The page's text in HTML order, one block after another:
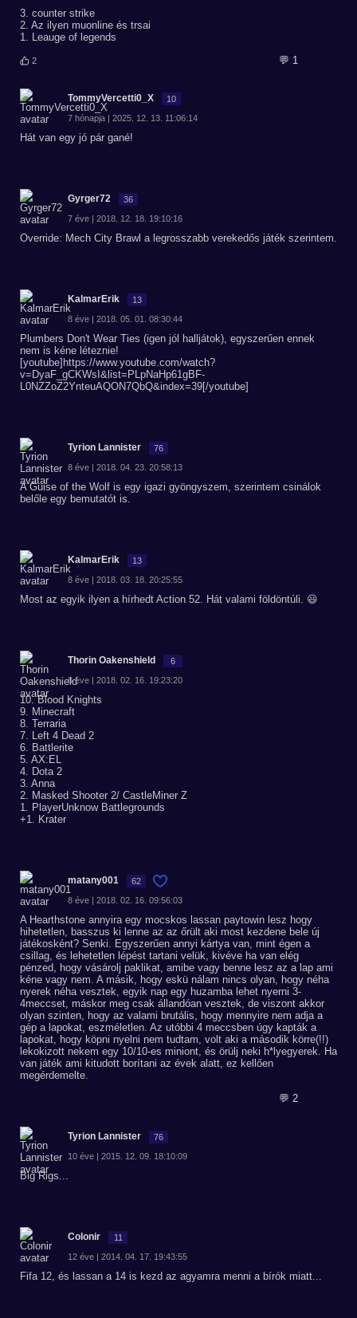
3. counter strike
2. Az ilyen muonline és trsai
1. Leauge of legends
2 💬 1
TommyVercetti0_X 10
7 hónapja | 2025. 12. 13. 11:06:14
Hát van egy jó pár gané!
Gyrger72 36
7 éve | 2018. 12. 18. 19:10:16
Override: Mech City Brawl a legrosszabb verekedős játék szerintem.
KalmarErik 13
8 éve | 2018. 05. 01. 08:30:44
Plumbers Don't Wear Ties (igen jól halljátok), egyszerűen ennek
nem is kéne léteznie!
[youtube]https://www.youtube.com/watch?
v=DyaF_gCKWsI&list=PLpNaHp61gBF-
L0NZZoZ2YnteuAQON7QbQ&index=39[/youtube]
Tyrion Lannister 76
8 éve | 2018. 04. 23. 20:58:13
A Guise of the Wolf is egy igazi gyöngyszem, szerintem csinálok
belőle egy bemutatót is.
KalmarErik 13
8 éve | 2018. 03. 18. 20:25:55
Most az egyik ilyen a hírhedt Action 52. Hát valami földöntúli. 😃
Thorin Oakenshield 6
8 éve | 2018. 02. 16. 19:23:20
10. Blood Knights
9. Minecraft
8. Terraria
7. Left 4 Dead 2
6. Battlerite
5. AX:EL
4. Dota 2
3. Anna
2. Masked Shooter 2/ CastleMiner Z
1. PlayerUnknow Battlegrounds
+1. Krater
matany001 62
8 éve | 2018. 02. 16. 09:56:03
A Hearthstone annyira egy mocskos lassan paytowin lesz hogy
hihetetlen, basszus ki lenne az az őrült aki most kezdene bele új
játékosként? Senki. Egyszerűen annyi kártya van, mint égen a
csillag, és lehetetlen lépést tartani velük, kivéve ha van elég
pénzed, hogy vásárolj paklikat, amibe vagy benne lesz az a lap ami
kéne vagy nem. A másik, hogy eskü nálam nincs olyan, hogy néha
nyerek néha vesztek, egyik nap egy huzamba lehet nyerni 3-
4meccset, máskor meg csak állandóan vesztek, de viszont akkor
olyan szinten, hogy az valami brutális, hogy mennyire nem adja a
gép a lapokat, eszméletlen. Az utóbbi 4 meccsben úgy kapták a
lapokat, hogy köpni nyelni nem tudtam, volt aki a második körre(!!)
lekokizott nekem egy 10/10-es miniont, és örülj neki h*lyegyerek. Ha
van játék ami kitudott borítani az évek alatt, ez kellően
megérdemelte.
💬 2
Tyrion Lannister 76
10 éve | 2015. 12. 09. 18:10:09
Big Rigs...
Colonir 11
12 éve | 2014. 04. 17. 19:43:55
Fifa 12, és lassan a 14 is kezd az agyamra menni a bírók miatt...